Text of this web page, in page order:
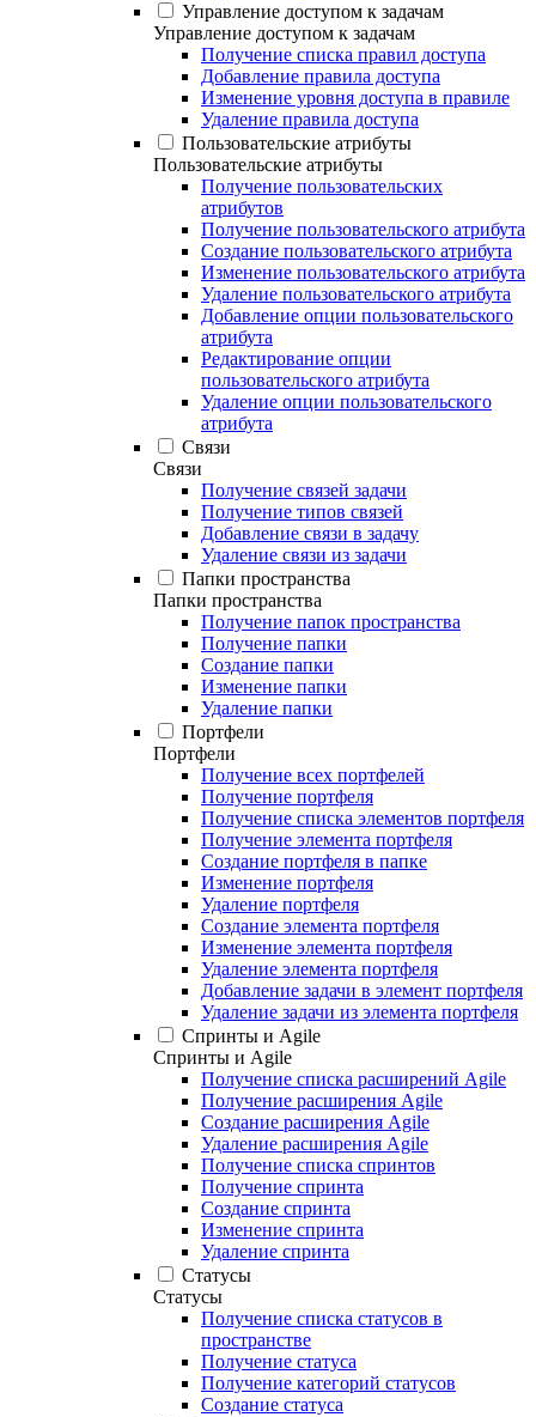
Управление доступом к задачам
Управление доступом к задачам
Получение списка правил доступа
Добавление правила доступа
Изменение уровня доступа в правиле
Удаление правила доступа
Пользовательские атрибуты
Пользовательские атрибуты
Получение пользовательских
атрибутов
Получение пользовательского атрибута
Создание пользовательского атрибута
Изменение пользовательского атрибута
Удаление пользовательского атрибута
Добавление опции пользовательского
атрибута
Редактирование опции
пользовательского атрибута
Удаление опции пользовательского
атрибута
Связи
Связи
Получение связей задачи
Получение типов связей
Добавление связи в задачу
Удаление связи из задачи
Папки пространства
Папки пространства
Получение папок пространства
Получение папки
Создание папки
Изменение папки
Удаление папки
Портфели
Портфели
Получение всех портфелей
Получение портфеля
Получение списка элементов портфеля
Получение элемента портфеля
Создание портфеля в папке
Изменение портфеля
Удаление портфеля
Создание элемента портфеля
Изменение элемента портфеля
Удаление элемента портфеля
Добавление задачи в элемент портфеля
Удаление задачи из элемента портфеля
Спринты и Agile
Спринты и Agile
Получение списка расширений Agile
Получение расширения Agile
Создание расширения Agile
Удаление расширения Agile
Получение списка спринтов
Получение спринта
Создание спринта
Изменение спринта
Удаление спринта
Статусы
Статусы
Получение списка статусов в
пространстве
Получение статуса
Получение категорий статусов
Создание статуса